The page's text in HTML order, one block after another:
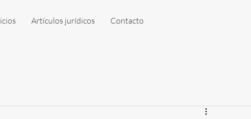
Artículos jurídicos Contacto